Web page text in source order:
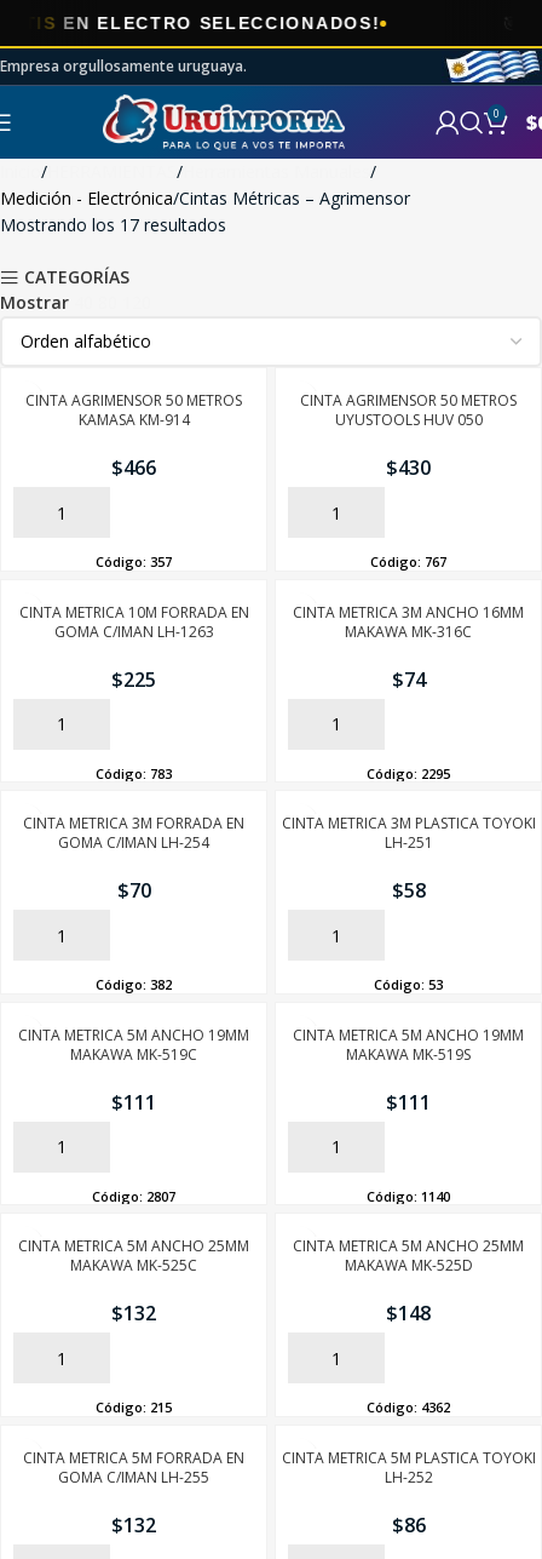
EN ELECTRO SELECCIONADOS!
Empresa orgullosamente uruguaya.
0 $
Medición - Electrónica Cintas Métricas – Agrimensor
Mostrando los 17 resultados
CATEGORÍAS
Mostrar
CINTA AGRIMENSOR 50 METROS
KAMASA KM-914
$466
AÑADIR
Código: 357
CINTA AGRIMENSOR 50 METROS
UYUSTOOLS HUV 050
$430
AÑADIR
Código: 767
CINTA METRICA 10M FORRADA EN
GOMA C/IMAN LH-1263
$225
AÑADIR
Código: 783
CINTA METRICA 3M ANCHO 16MM
MAKAWA MK-316C
$74
AÑADIR
Código: 2295
CINTA METRICA 3M FORRADA EN
GOMA C/IMAN LH-254
$70
AÑADIR
Código: 382
CINTA METRICA 3M PLASTICA TOYOKI
LH-251
$58
AÑADIR
Código: 53
CINTA METRICA 5M ANCHO 19MM
MAKAWA MK-519C
$111
AÑADIR
Código: 2807
CINTA METRICA 5M ANCHO 19MM
MAKAWA MK-519S
$111
AÑADIR
Código: 1140
CINTA METRICA 5M ANCHO 25MM
MAKAWA MK-525C
$132
AÑADIR
Código: 215
CINTA METRICA 5M ANCHO 25MM
MAKAWA MK-525D
$148
AÑADIR
Código: 4362
CINTA METRICA 5M FORRADA EN
GOMA C/IMAN LH-255
$132
CINTA METRICA 5M PLASTICA TOYOKI
LH-252
$86